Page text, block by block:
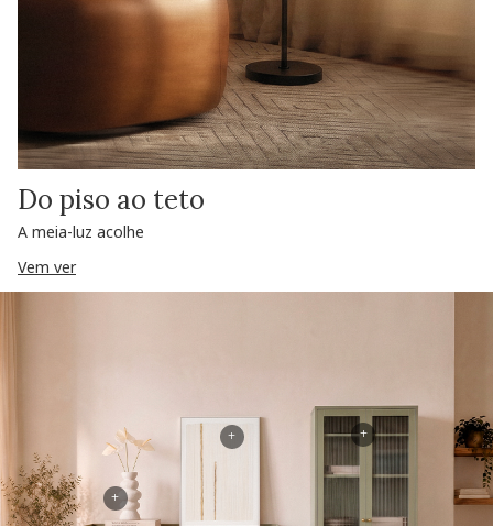
Do piso ao teto
A meia-luz acolhe
Vem ver
+
+
+